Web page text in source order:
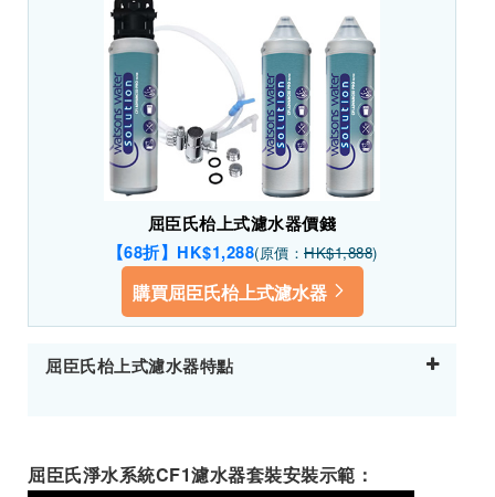
屈臣氏枱上式濾水器價錢
【68折】HK$1,288(原價： HK$1,888)
購買屈臣氏枱上式濾水器
屈臣氏枱上式濾水器特點
屈臣氏淨水系統CF1濾水器套裝安裝示範：